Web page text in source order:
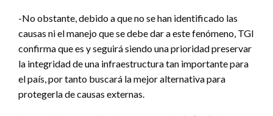
-No obstante, debido a que no se han identificado las
causas ni el manejo que se debe dar a este fenómeno, TGI
confirma que es y seguirá siendo una prioridad preservar
la integridad de una infraestructura tan importante para
el país, por tanto buscará la mejor alternativa para
protegerla de causas externas.